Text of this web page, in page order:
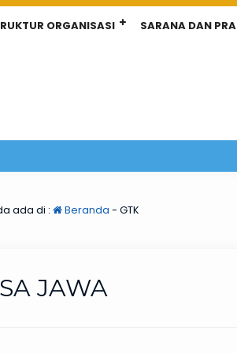
ORGANISASI SARANA DAN
ada di : Beranda - GTK
JAWA